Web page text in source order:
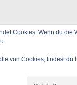
Cookies. Wenn du die
von Cookies, findest du